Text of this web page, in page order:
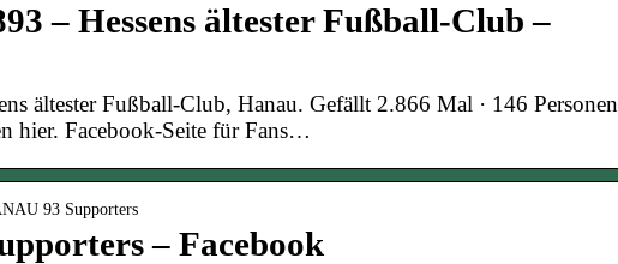
– Hessens ältester Fußball-Club –
ältester Fußball-Club, Hanau. Gefällt 2.866 Mal · 146 Personen
hier. Facebook-Seite für Fans…
93 Supporters
– Facebook